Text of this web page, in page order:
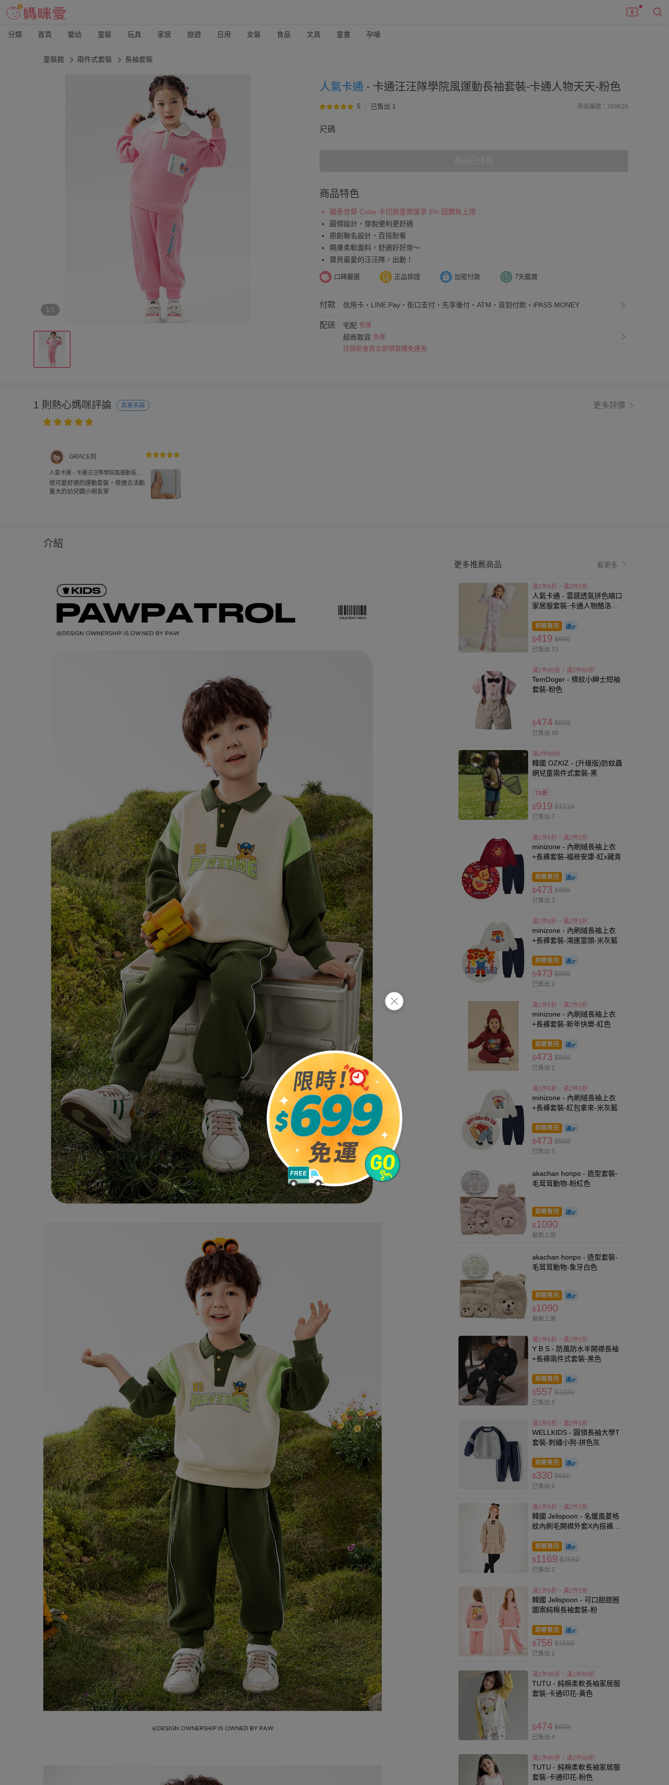
分類 首頁 嬰幼 童裝 玩具 家居 旅遊 日用 女裝 食品 文具 童書 孕哺
童裝館 兩件式套裝 長袖套裝
1/1
人氣卡通 - 卡通汪汪隊學院風運動長袖套裝-卡通人物天天-粉色
5 已售出 1 商品編號：769626
尺碼
商品特色
國泰世華 Cube 卡切換童樂匯享 5% 回饋無上限
圓領設計，穿脫便利更舒適
原創聯名設計，百搭耐看
親膚柔軟面料，舒適好好穿～
寶貝最愛的汪汪隊，出動！
口碑嚴選 正品保證 加密付款 7天鑑賞
付款 信用卡・LINE Pay・街口支付・先享後付・ATM・貨到付款・iPASS MONEY
配送 宅配 免運
超商取貨 免運
註冊新會員立即領首購免運券
1 則熱心媽咪評論 真實承諾 更多評價
GRACE何
人氣卡通 - 卡通汪汪隊學院風運動長袖
套裝-卡通人物天天-粉色
很可愛舒適的運動套裝，很適合活動
量大的幼兒園小朋友穿
介紹
更多推薦商品 看更多
滿1件6折，滿2件5折
人氣卡通 - 雲感透氣拼色縮口
家居服套裝-卡通人物酷洛米-
即將售完
$419 $900
已售出 13
滿1件95折，滿2件89折
TemDoger - 條紋小紳士短袖
套裝-粉色
$474 $699
已售出 49
滿2件88折
韓國 OZKIZ - (升級版)防蚊蟲
網兒童兩件式套裝-黑
75折
$919 $1219
已售出 7
滿1件6折，滿2件5折
minizone - 內刷絨長袖上衣
+長褲套裝-福祿安康-紅x藏青
即將售完
$473 $988
已售出 3
滿1件6折，滿2件5折
minizone - 內刷絨長袖上衣
+長褲套裝-鴻運當頭-米灰藍
即將售完
$473 $988
已售出 2
滿1件6折，滿2件5折
minizone - 內刷絨長袖上衣
+長褲套裝-新年快樂-紅色
即將售完
$473 $988
已售出 1
滿1件6折，滿2件5折
minizone - 內刷絨長袖上衣
+長褲套裝-紅包拿來-米灰藍
即將售完
$473 $988
已售出 5
akachan honpo - 造型套裝-
毛茸茸動物-粉紅色
即將售完
$1090
最新上架
akachan honpo - 造型套裝-
毛茸茸動物-象牙白色
即將售完
$1090
最新上架
滿1件6折，滿2件5折
Y B S - 防風防水半開襟長袖
+長褲兩件式套裝-黑色
即將售完
$557 $1030
已售出 5
滿1件6折，滿2件5折
WELLKIDS - 圓領長袖大學T
套裝-刺繡小狗-拼色灰
即將售完
$330 $650
已售出 6
滿1件6折，滿2件5折
韓國 Jelispoon - 名媛風菱格
紋內刷毛開襟外套X內搭褲裙
即將售完
$1169 $2560
已售出 2
滿1件6折，滿2件5折
韓國 Jelispoon - 可口甜甜圈
圖案純棉長袖套裝-粉
即將售完
$756 $1560
已售出 1
滿1件95折，滿2件89折
TUTU - 純棉柔軟長袖家居服
套裝-卡通印花-黃色
$474 $699
已售出 4
滿1件95折，滿2件89折
TUTU - 純棉柔軟長袖家居服
套裝-卡通印花-粉色